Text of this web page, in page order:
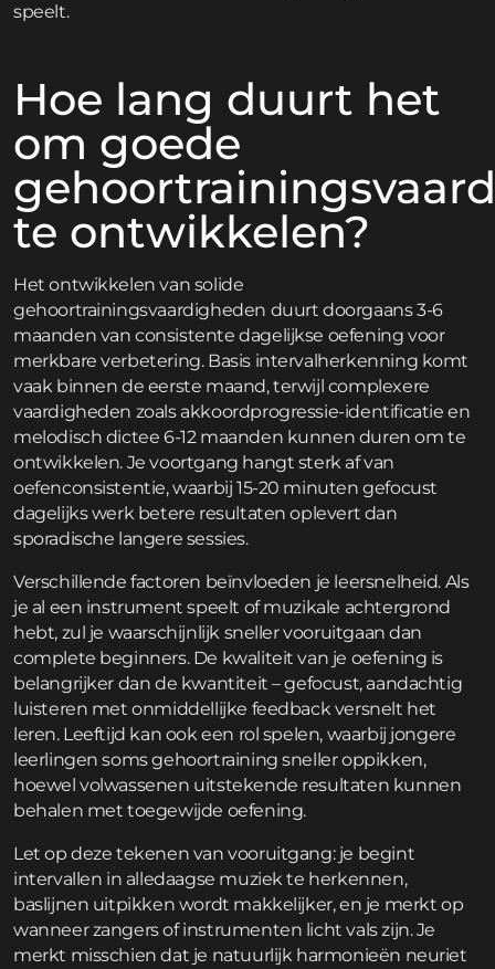
speelt.
Hoe lang duurt het
om goede
te ontwikkelen?
Het ontwikkelen van solide
gehoortrainingsvaardigheden duurt doorgaans 3-6
maanden van consistente dagelijkse oefening voor
merkbare verbetering. Basis intervalherkenning komt
vaak binnen de eerste maand, terwijl complexere
vaardigheden zoals akkoordprogressie-identificatie en
melodisch dictee 6-12 maanden kunnen duren om te
ontwikkelen. Je voortgang hangt sterk af van
oefenconsistentie, waarbij 15-20 minuten gefocust
dagelijks werk betere resultaten oplevert dan
sporadische langere sessies.
Verschillende factoren beïnvloeden je leersnelheid. Als
je al een instrument speelt of muzikale achtergrond
hebt, zul je waarschijnlijk sneller vooruitgaan dan
complete beginners. De kwaliteit van je oefening is
belangrijker dan de kwantiteit – gefocust, aandachtig
luisteren met onmiddellijke feedback versnelt het
leren. Leeftijd kan ook een rol spelen, waarbij jongere
leerlingen soms gehoortraining sneller oppikken,
hoewel volwassenen uitstekende resultaten kunnen
behalen met toegewijde oefening.
Let op deze tekenen van vooruitgang: je begint
intervallen in alledaagse muziek te herkennen,
baslijnen uitpikken wordt makkelijker, en je merkt op
wanneer zangers of instrumenten licht vals zijn. Je
merkt misschien dat je natuurlijk harmonieën neuriet